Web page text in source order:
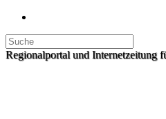
Regionalportal und Internetzeitung